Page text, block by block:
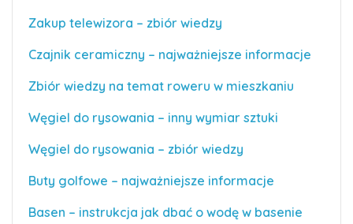
Zakup telewizora – zbiór wiedzy
Czajnik ceramiczny – najważniejsze informacje
Zbiór wiedzy na temat roweru w mieszkaniu
Węgiel do rysowania – inny wymiar sztuki
Węgiel do rysowania – zbiór wiedzy
Buty golfowe – najważniejsze informacje
Basen – instrukcja jak dbać o wodę w basenie